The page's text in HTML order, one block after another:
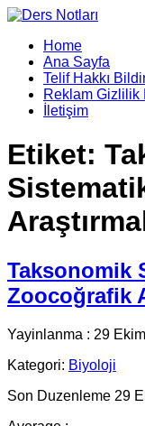
Home
Ana Sayfa
Telif Hakkı
Reklam Gizlilik
İletişim
Etiket:
Taksonomik
Zoocoğrafik
Yayinlanma : 29
Kategori: Biyoloji
Son Duzenleme 29